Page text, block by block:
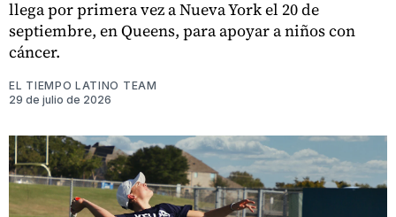
llega por primera vez a Nueva York el 20 de
septiembre, en Queens, para apoyar a niños con
cáncer.
EL TIEMPO LATINO TEAM
29 de julio de 2026